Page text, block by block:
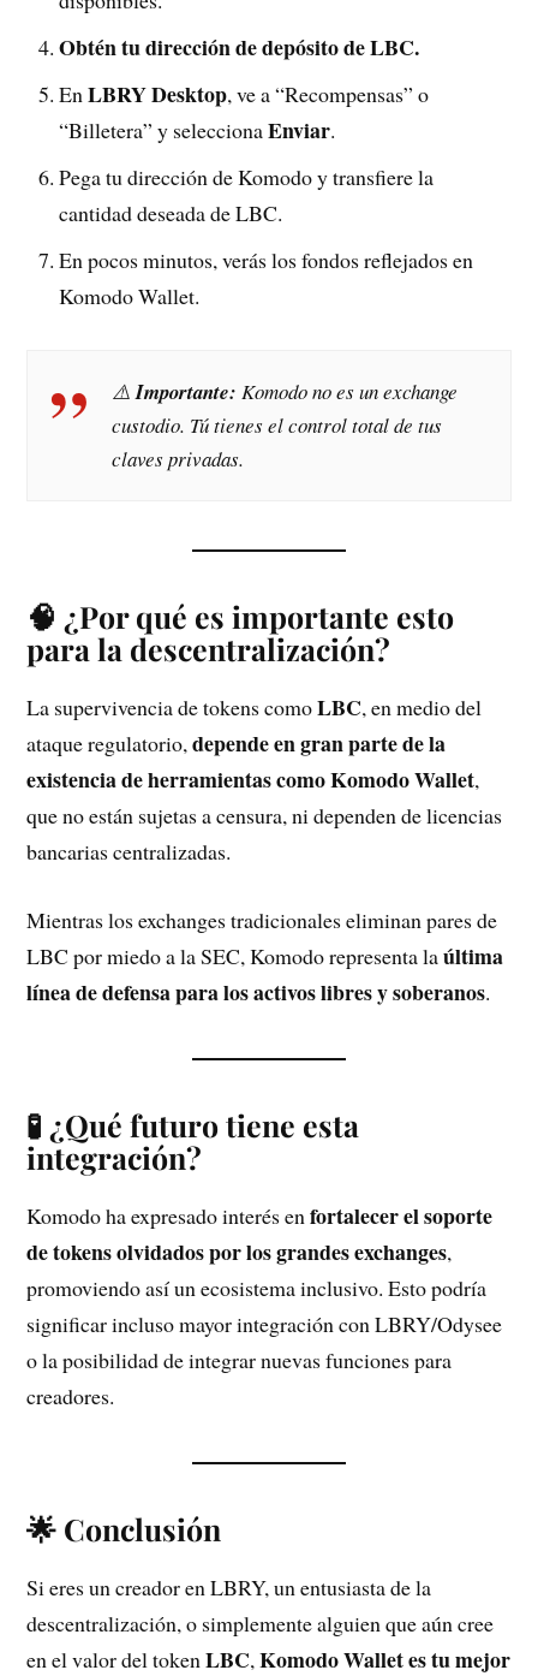
Obtén tu dirección de depósito de LBC.
EnLBRY Desktop, ve a “Recompensas” o
“Billetera” y seleccionaEnviar.
Pega tu dirección de Komodo y transfiere la
cantidad deseada de LBC.
En pocos minutos, verás los fondos reflejados en
Komodo Wallet.
⚠️Importante: Komodo no es un exchange
custodio. Tú tienes el control total de tus
claves privadas.
🧠 ¿Por qué es importante esto
para la descentralización?
La supervivencia de tokens comoLBC, en medio del
ataque regulatorio,depende en gran parte de la
existencia de herramientas como Komodo Wallet,
que no están sujetas a censura, ni dependen de licencias
bancarias centralizadas.
Mientras los exchanges tradicionales eliminan pares de
LBC por miedo a la SEC, Komodo representa laúltima
línea de defensa para los activos libres y soberanos.
🧪 ¿Qué futuro tiene esta
integración?
Komodo ha expresado interés enfortalecer el soporte
de tokens olvidados por los grandes exchanges,
promoviendo así un ecosistema inclusivo. Esto podría
significar incluso mayor integración con LBRY/Odysee
o la posibilidad de integrar nuevas funciones para
creadores.
🌟 Conclusión
Si eres un creador en LBRY, un entusiasta de la
descentralización, o simplemente alguien que aún cree
en el valor del tokenLBC,Komodo Wallet es tu mejor